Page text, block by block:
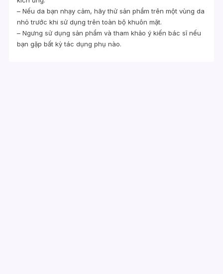
– Nếu da bạn nhạy cảm, hãy thử sản phẩm trên một vùng da
nhỏ trước khi sử dụng trên toàn bộ khuôn mặt.
– Ngưng sử dụng sản phẩm và tham khảo ý kiến bác sĩ nếu
bạn gặp bất kỳ tác dụng phụ nào.